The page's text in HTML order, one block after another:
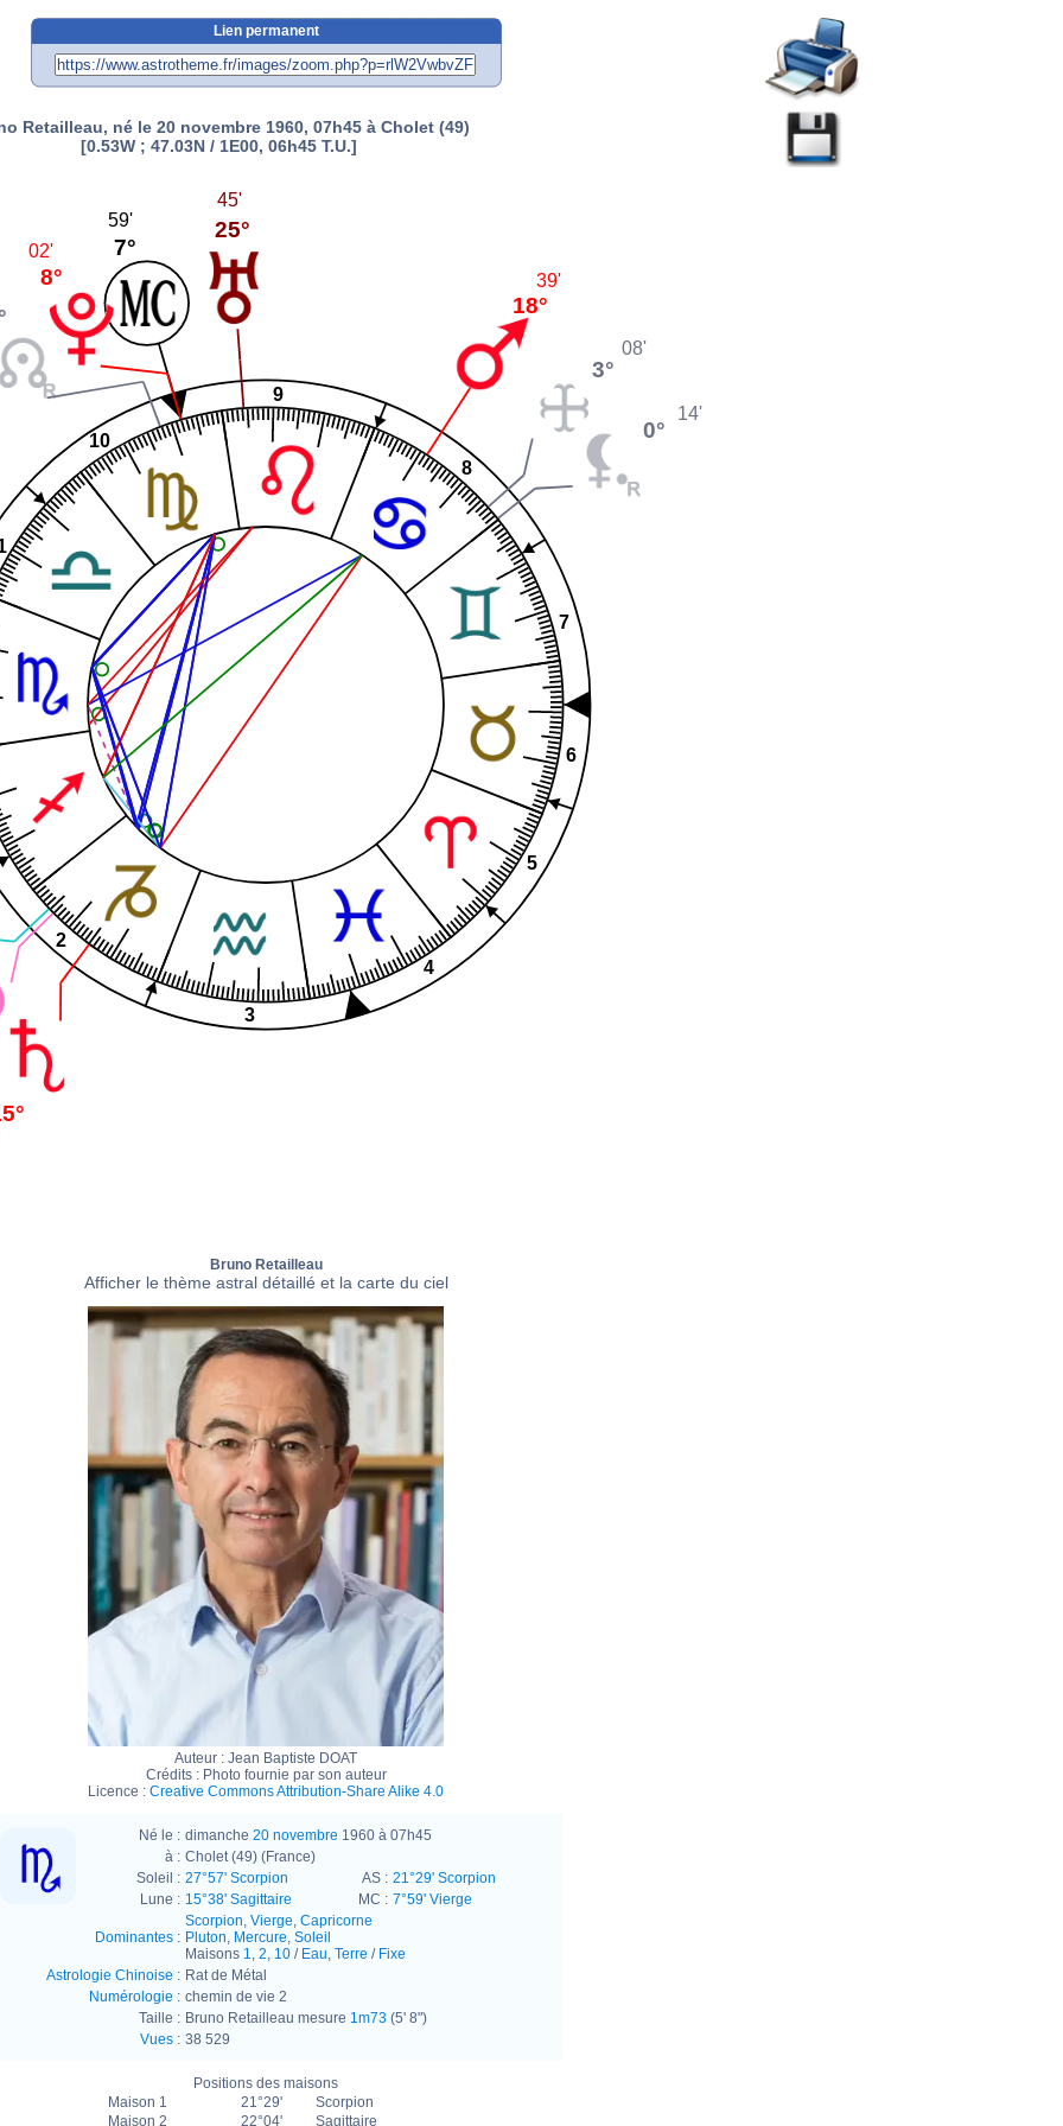
Lien permanent
Retailleau, né le 20 novembre 1960, 07h45 à Cholet (49)
[0.53W ; 47.03N / 1E00, 06h45 T.U.]
2
3
4
5
6
7
8
9
10 0°
14'
3°
08'
18°
39'
25°
45'
7°
59'
8°
02'
Bruno Retailleau
Afficher le thème astral détaillé et la carte du ciel
Auteur : Jean Baptiste DOAT
Crédits : Photo fournie par son auteur
Licence : Creative Commons Attribution-Share Alike 4.0
Né le : dimanche 20 novembre 1960 à 07h45
à : Cholet (49) (France)
Soleil : 27°57' Scorpion AS : 21°29' Scorpion
Lune : 15°38' Sagittaire MC : 7°59' Vierge
Dominantes :
Scorpion, Vierge, Capricorne
Pluton, Mercure, Soleil
Maisons 1, 2, 10 / Eau, Terre / Fixe
Astrologie Chinoise : Rat de Métal
Numérologie : chemin de vie 2
Taille : Bruno Retailleau mesure 1m73 (5' 8")
Vues : 38 529
Positions des maisons
Maison 1
21°29'
Scorpion
Maison 2
22°04' Sagittaire